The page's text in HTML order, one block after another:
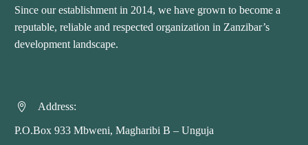
Since our establishment in 2014, we have grown to become a
reputable, reliable and respected organization in Zanzibar’s
development landscape.

 Address:
P.O.Box 933 Mbweni, Magharibi B – Unguja